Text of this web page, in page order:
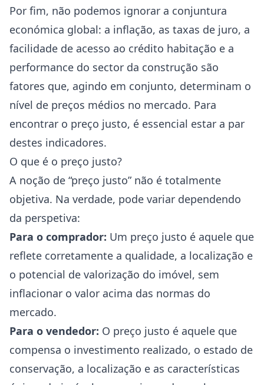
Por fim, não podemos ignorar a conjuntura
económica global: a inflação, as taxas de juro, a
facilidade de acesso ao crédito habitação e a
performance do sector da construção são
fatores que, agindo em conjunto, determinam o
nível de preços médios no mercado. Para
encontrar o preço justo, é essencial estar a par
destes indicadores.
O que é o preço justo?
A noção de “preço justo” não é totalmente
objetiva. Na verdade, pode variar dependendo
da perspetiva:
Para o comprador: Um preço justo é aquele que
reflete corretamente a qualidade, a localização e
o potencial de valorização do imóvel, sem
inflacionar o valor acima das normas do
mercado.
Para o vendedor: O preço justo é aquele que
compensa o investimento realizado, o estado de
conservação, a localização e as características